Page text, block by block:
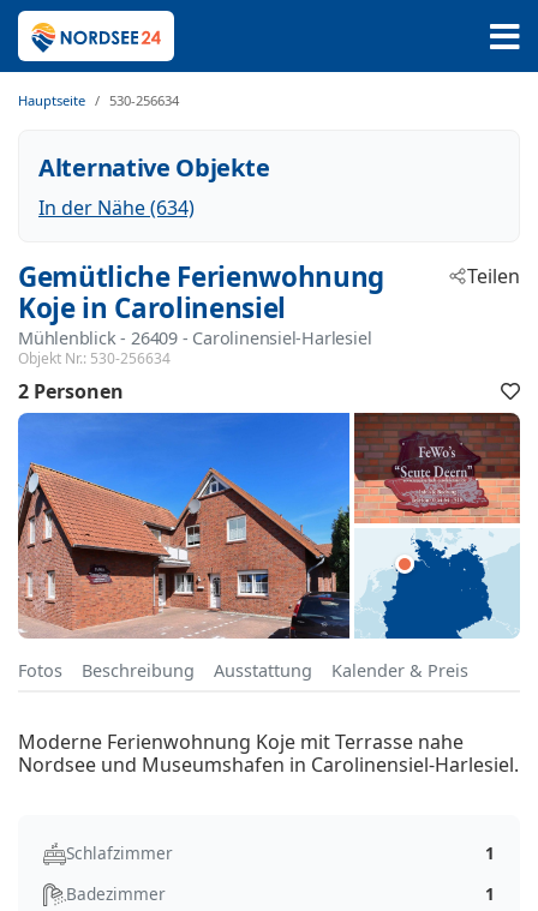
Hauptseite 530-256634
Alternative Objekte
In der Nähe (634)
Gemütliche Ferienwohnung
Koje in Carolinensiel
Mühlenblick - 26409 - Carolinensiel-Harlesiel
Objekt Nr.: 530-256634
Teilen
2 Personen
Fotos Beschreibung Ausstattung Kalender & Preis
Moderne Ferienwohnung Koje mit Terrasse nahe
Nordsee und Museumshafen in Carolinensiel-Harlesiel.
Schlafzimmer
1
Badezimmer
1